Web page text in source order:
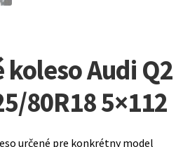
koleso Audi Q2
80R18 5×112
určené pre konkrétny model